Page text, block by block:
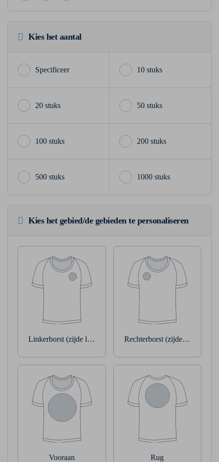
Kies het aantal
10 stuks
20 stuks 50 stuks
100 stuks 200 stuks
500 stuks 1000 stuks
Kies het gebied/de gebieden te personaliseren
Linkerborst (zijde linkerarm) Rechterborst (zijde
Vooraan Rug